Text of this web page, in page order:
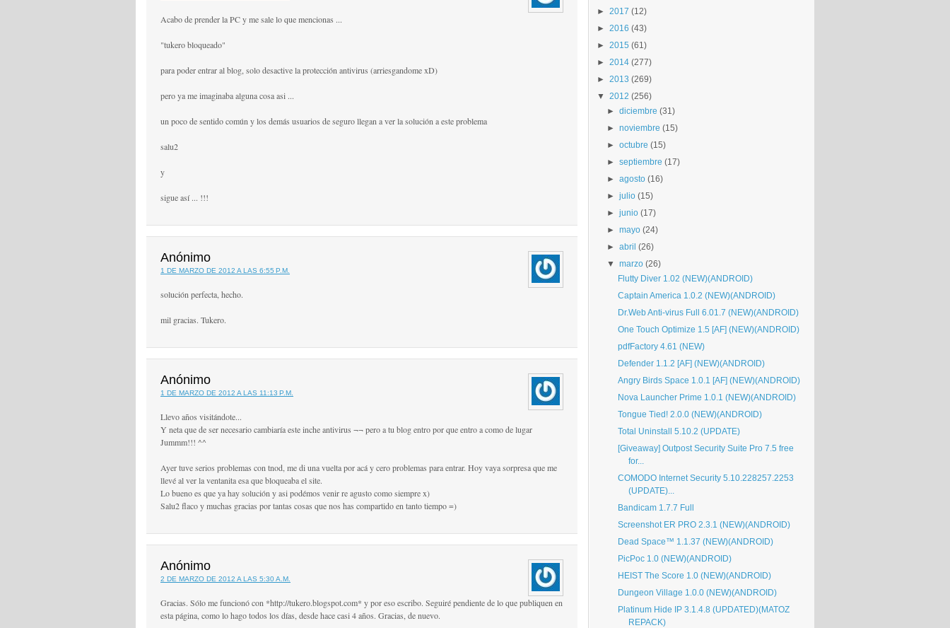
Acabo de prender la PC y me sale lo que mencionas ...
"tukero bloqueado"
para poder entrar al blog, solo desactive la protección antivirus (arriesgandome xD)
pero ya me imaginaba alguna cosa asi ...
un poco de sentido común y los demás usuarios de seguro llegan a ver la solución a este problema
salu2
y
sigue así ... !!!
Anónimo
1 DE MARZO DE 2012 A LAS 6:55 P.M.
solución perfecta, hecho.
mil gracias. Tukero.
Anónimo
1 DE MARZO DE 2012 A LAS 11:13 P.M.
Llevo años visitándote...
Y neta que de ser necesario cambiaría este inche antivirus ¬¬ pero a tu blog entro por que entro a como de lugar
Jummm!!! ^^
Ayer tuve serios problemas con tnod, me di una vuelta por acá y cero problemas para entrar. Hoy vaya sorpresa que me
llevé al ver la ventanita esa que bloqueaba el site.
Lo bueno es que ya hay solución y asi podémos venir re agusto como siempre x)
Salu2 flaco y muchas gracias por tantas cosas que nos has compartido en tanto tiempo =)
Anónimo
2 DE MARZO DE 2012 A LAS 5:30 A.M.
Gracias. Sólo me funcionó con *http://tukero.blogspot.com* y por eso escribo. Seguiré pendiente de lo que publiquen en
esta página, como lo hago todos los días, desde hace casi 4 años. Gracias, de nuevo.
► 2017 (12)
► 2016 (43)
► 2015 (61)
► 2014 (277)
► 2013 (269)
▼ 2012 (256)
►diciembre (31)
►noviembre (15)
►octubre (15)
►septiembre (17)
►agosto (16)
►julio (15)
►junio (17)
►mayo (24)
►abril (26)
▼marzo (26)
Flutty Diver 1.02 (NEW)(ANDROID)
Captain America 1.0.2 (NEW)(ANDROID)
Dr.Web Anti-virus Full 6.01.7 (NEW)(ANDROID)
One Touch Optimize 1.5 [AF] (NEW)(ANDROID)
pdfFactory 4.61 (NEW)
Defender 1.1.2 [AF] (NEW)(ANDROID)
Angry Birds Space 1.0.1 [AF] (NEW)(ANDROID)
Nova Launcher Prime 1.0.1 (NEW)(ANDROID)
Tongue Tied! 2.0.0 (NEW)(ANDROID)
Total Uninstall 5.10.2 (UPDATE)
[Giveaway] Outpost Security Suite Pro 7.5 free
for...
COMODO Internet Security 5.10.228257.2253
(UPDATE)...
Bandicam 1.7.7 Full
Screenshot ER PRO 2.3.1 (NEW)(ANDROID)
Dead Space™ 1.1.37 (NEW)(ANDROID)
PicPoc 1.0 (NEW)(ANDROID)
HEIST The Score 1.0 (NEW)(ANDROID)
Dungeon Village 1.0.0 (NEW)(ANDROID)
Platinum Hide IP 3.1.4.8 (UPDATED)(MATOZ
REPACK)